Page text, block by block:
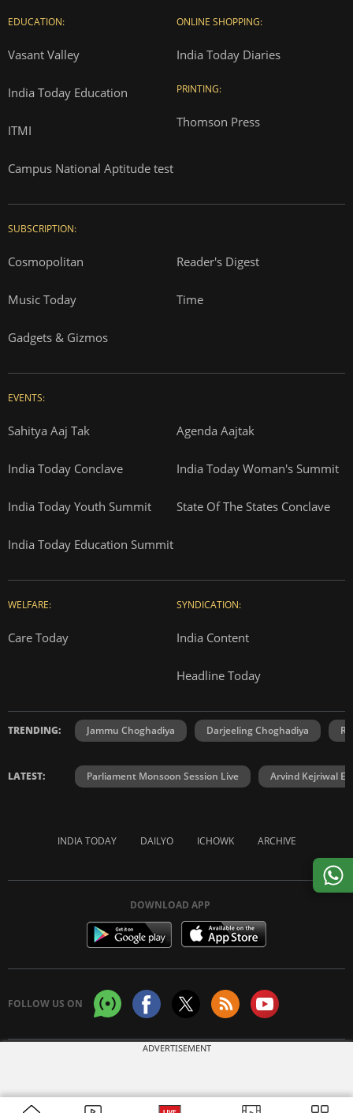
EDUCATION:
Vasant Valley
India Today Education
ITMI
Campus National Aptitude test
ONLINE SHOPPING:
India Today Diaries
PRINTING:
Thomson Press
SUBSCRIPTION:
Cosmopolitan Reader's Digest
Music Today Time
Gadgets & Gizmos
EVENTS:
Sahitya Aaj Tak Agenda Aajtak
India Today Conclave India Today Woman's Summit
India Today Youth Summit State Of The States Conclave
India Today Education Summit
WELFARE:
Care Today
SYNDICATION:
India Content
Headline Today
TRENDING: Jammu Choghadiya Darjeeling Choghadiya
LATEST: Parliament Monsoon Session Live Arvind Kejriwal
INDIA TODAY DAILYO ICHOWK ARCHIVE
DOWNLOAD APP
FOLLOW US ON
ADVERTISEMENT